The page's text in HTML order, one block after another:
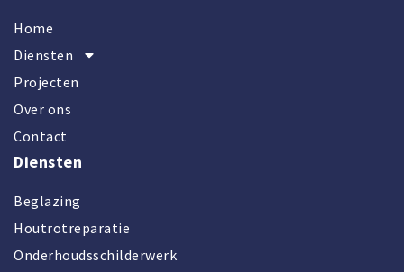
Home
Diensten
Projecten
Over ons
Contact
Diensten
Beglazing
Houtrotreparatie
Onderhoudsschilderwerk